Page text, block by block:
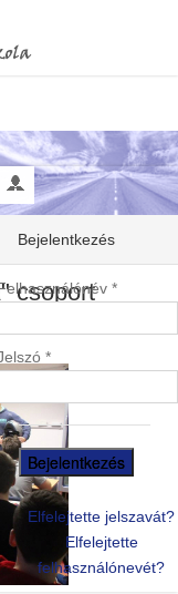
Bejelentkezés
*
*
Elfelejtette jelszavát?
Elfelejtette
felhasználónevét?
csoport